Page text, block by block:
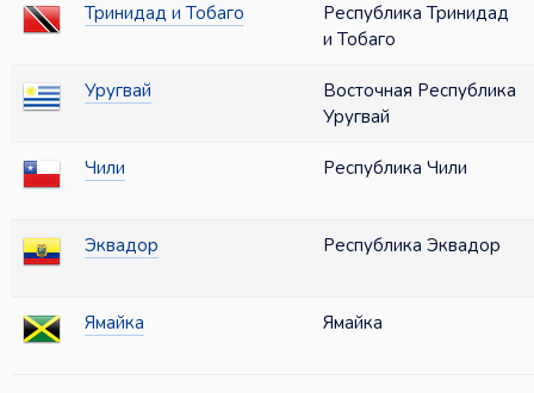
Тринидад и Тобаго
Республика Тринидад
и Тобаго
Уругвай
Восточная Республика
Уругвай
Чили Республика Чили
Эквадор Республика Эквадор
Ямайка Ямайка